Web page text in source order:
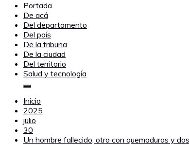
Portada
De acá
Del departamento
Del país
De la tribuna
De la ciudad
Del territorio
Salud y tecnología
Inicio
2025
julio
30
Un hombre fallecido, otro con quemaduras y